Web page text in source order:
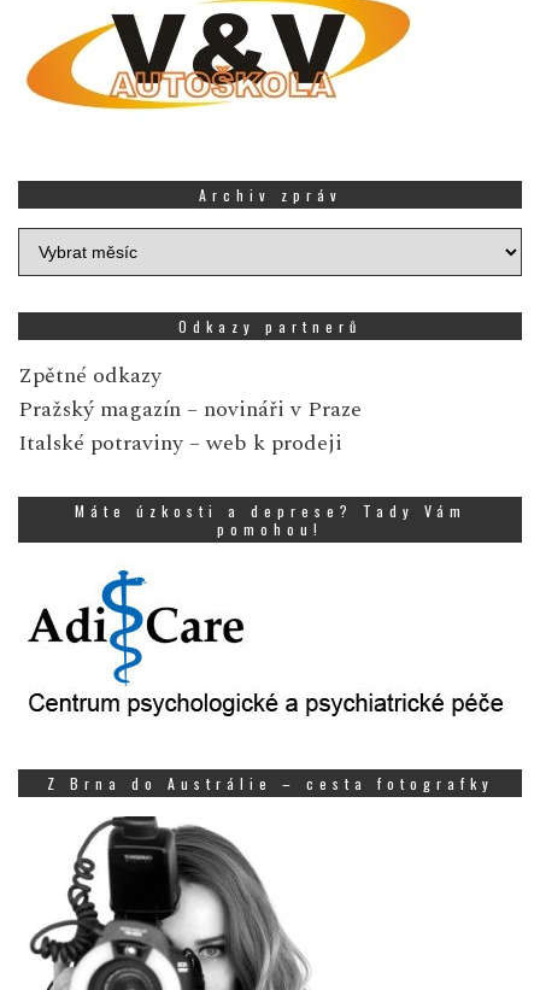
Archiv zpráv
Archiv
zpráv
Odkazy partnerů
Zpětné odkazy
Pražský magazín – novináři v Praze
Italské potraviny – web k prodeji
Máte úzkosti a deprese? Tady Vám
pomohou!
Z Brna do Austrálie – cesta fotografky